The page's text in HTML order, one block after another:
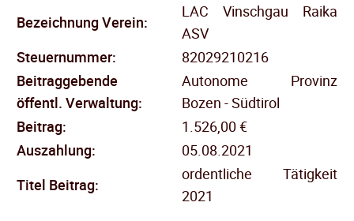
Bezeichnung Verein:
LAC Vinschgau Raika
ASV
Steuernummer:
82029210216
Beitraggebende
öffentl. Verwaltung:
Autonome Provinz
Bozen - Südtirol
Beitrag:
1.526,00 €
Auszahlung:
05.08.2021
Titel Beitrag:
ordentliche Tätigkeit
2021